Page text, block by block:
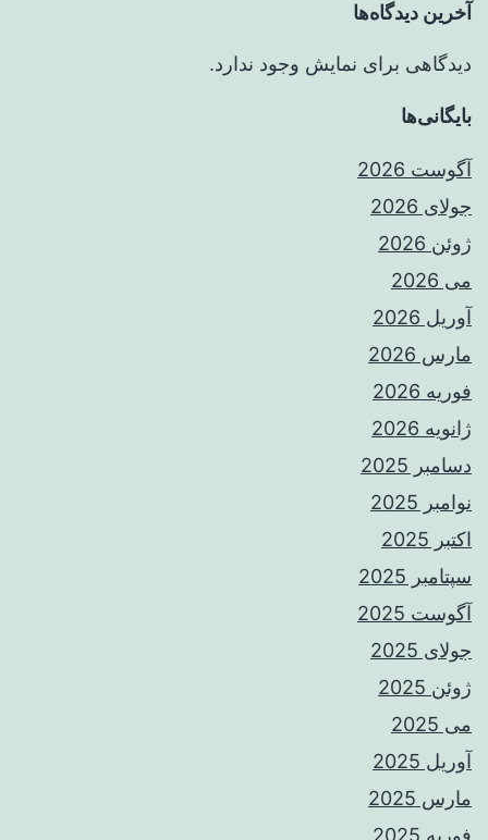
آخرین دیدگاه‌ها
دیدگاهی برای نمایش وجود ندارد.
بایگانی‌ها
آگوست 2026
جولای 2026
ژوئن 2026
می 2026
آوریل 2026
مارس 2026
فوریه 2026
ژانویه 2026
دسامبر 2025
نوامبر 2025
اکتبر 2025
سپتامبر 2025
آگوست 2025
جولای 2025
ژوئن 2025
می 2025
آوریل 2025
مارس 2025
فوریه 2025